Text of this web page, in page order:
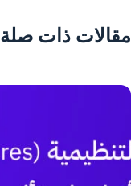
مقالات ذات صلة